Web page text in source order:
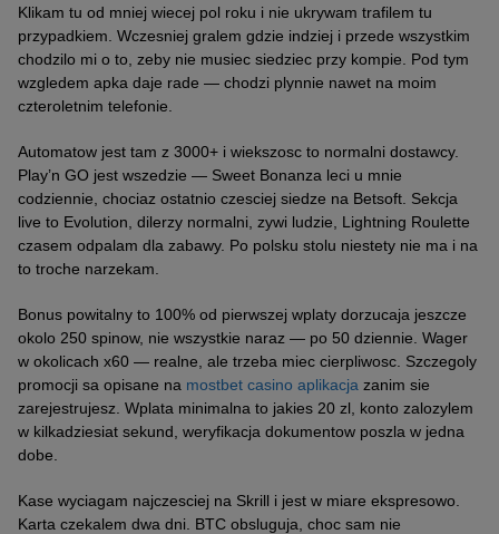
Klikam tu od mniej wiecej pol roku i nie ukrywam trafilem tu
przypadkiem. Wczesniej gralem gdzie indziej i przede wszystkim
chodzilo mi o to, zeby nie musiec siedziec przy kompie. Pod tym
wzgledem apka daje rade — chodzi plynnie nawet na moim
czteroletnim telefonie.
Automatow jest tam z 3000+ i wiekszosc to normalni dostawcy.
Play’n GO jest wszedzie — Sweet Bonanza leci u mnie
codziennie, chociaz ostatnio czesciej siedze na Betsoft. Sekcja
live to Evolution, dilerzy normalni, zywi ludzie, Lightning Roulette
czasem odpalam dla zabawy. Po polsku stolu niestety nie ma i na
to troche narzekam.
Bonus powitalny to 100% od pierwszej wplaty dorzucaja jeszcze
okolo 250 spinow, nie wszystkie naraz — po 50 dziennie. Wager
w okolicach x60 — realne, ale trzeba miec cierpliwosc. Szczegoly
promocji sa opisane na mostbet casino aplikacja zanim sie
zarejestrujesz. Wplata minimalna to jakies 20 zl, konto zalozylem
w kilkadziesiat sekund, weryfikacja dokumentow poszla w jedna
dobe.
Kase wyciagam najczesciej na Skrill i jest w miare ekspresowo.
Karta czekalem dwa dni. BTC obsluguja, choc sam nie